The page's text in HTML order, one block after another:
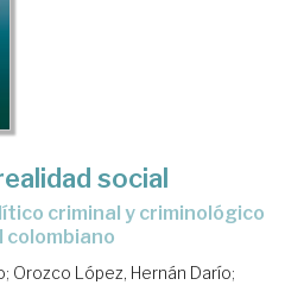
social
colombiano
; Orozco López, Hernán Darío;